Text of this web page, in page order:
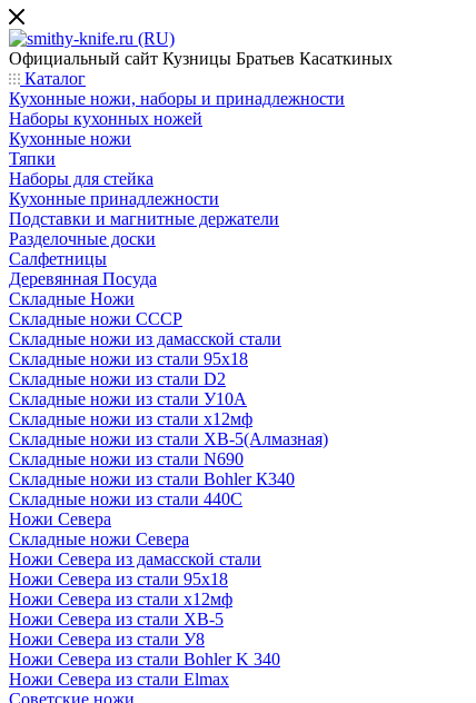
Официальный сайт Кузницы Братьев Касаткиных
Каталог
Кухонные ножи, наборы и принадлежности
Наборы кухонных ножей
Кухонные ножи
Тяпки
Наборы для стейка
Кухонные принадлежности
Подставки и магнитные держатели
Разделочные доски
Салфетницы
Деревянная Посуда
Складные Ножи
Cкладные ножи СССР
Складные ножи из дамасской стали
Складные ножи из стали 95х18
Складные ножи из стали D2
Складные ножи из стали У10А
Складные ножи из стали х12мф
Складные ножи из стали ХВ-5(Алмазная)
Складные ножи из стали N690
Складные ножи из стали Bohler К340
Складные ножи из стали 440С
Ножи Севера
Складные ножи Севера
Ножи Севера из дамасской стали
Ножи Севера из стали 95х18
Ножи Севера из стали х12мф
Ножи Севера из стали ХВ-5
Ножи Севера из стали У8
Ножи Севера из стали Bohler K 340
Ножи Севера из стали Elmax
Советские ножи